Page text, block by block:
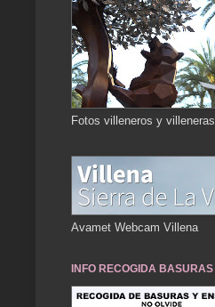
Fotos villeneros y villeneras
Avamet Webcam Villena
INFO RECOGIDA BASURAS